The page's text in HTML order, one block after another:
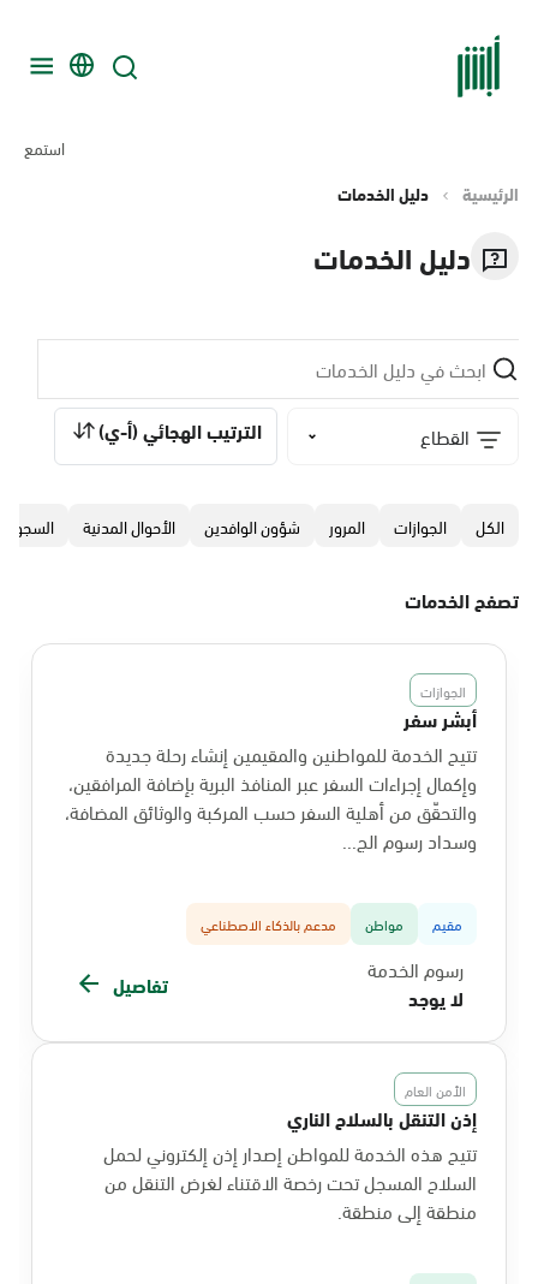
استمع
الرئيسية دليل الخدمات
دليل الخدمات
القطاع الترتيب الهجائي (أ-ي)
الكل الجوازات المرور ‏شؤون الوافدين الأحوال المدنية السجون
تصفح الخدمات
الجوازات
أبشر سفر
تتيح الخدمة للمواطنين والمقيمين إنشاء رحلة جديدة
وإكمال إجراءات السفر عبر المنافذ البرية بإضافة المرافقين،
والتحقّق من أهلية السفر حسب المركبة والوثائق المضافة،
وسداد رسوم الج...
مقيم مواطن مدعم بالذكاء الاصطناعي
رسوم الخدمة
لا يوجد
تفاصيل
الأمن العام
إذن التنقل بالسلاح الناري
تتيح هذه الخدمة للمواطن إصدار إذن إلكتروني لحمل
السلاح المسجل تحت رخصة الاقتناء لغرض التنقل من
منطقة إلى منطقة.